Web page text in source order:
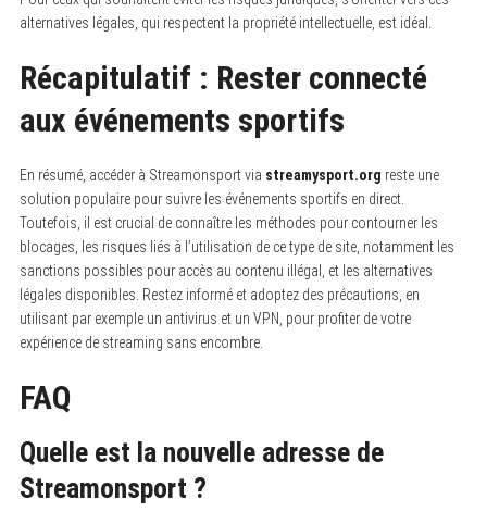
alternatives légales, qui respectent la propriété intellectuelle, est idéal.
Récapitulatif : Rester connecté
aux événements sportifs
En résumé, accéder à Streamonsport via streamysport.org reste une
solution populaire pour suivre les événements sportifs en direct.
Toutefois, il est crucial de connaître les méthodes pour contourner les
blocages, les risques liés à l’utilisation de ce type de site, notamment les
sanctions possibles pour accès au contenu illégal, et les alternatives
légales disponibles. Restez informé et adoptez des précautions, en
utilisant par exemple un antivirus et un VPN, pour profiter de votre
expérience de streaming sans encombre.
FAQ
Quelle est la nouvelle adresse de
Streamonsport ?